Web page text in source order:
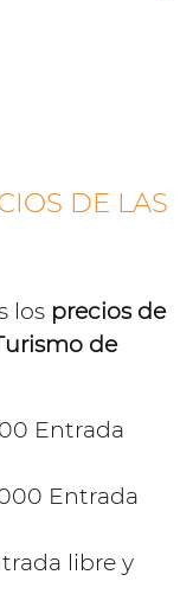
DE LAS
los precios de
de
Entrada
Entrada
libre y